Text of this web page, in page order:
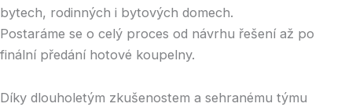
bytech, rodinných i bytových domech.
Postaráme se o celý proces od návrhu řešení až po
finální předání hotové koupelny.
Díky dlouholetým zkušenostem a sehranému týmu